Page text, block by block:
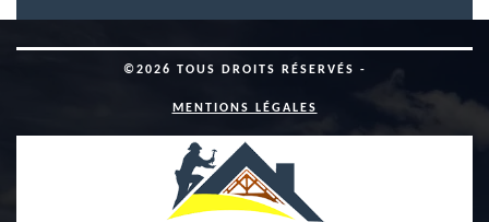
©2026 TOUS DROITS RÉSERVÉS -
MENTIONS LÉGALES